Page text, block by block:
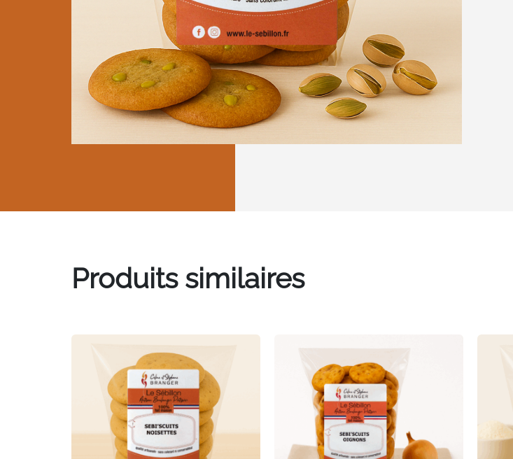
Produits similaires